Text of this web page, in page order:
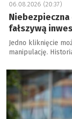
06.08.2026 (20:37)
fałszywą
Jedno kliknięcie
manipulację.
a